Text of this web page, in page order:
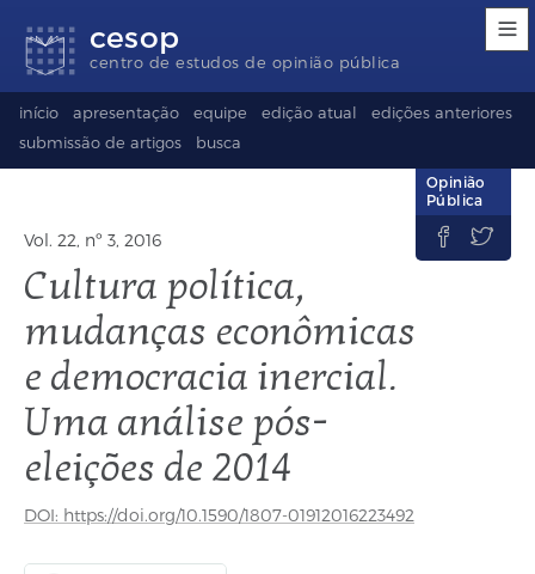
acessibilidade
para
conteúdo
para
rodapé
idioma
(Language
selection)
cesop
centro de estudos de opinião pública
início apresentação equipe edição atual
edições anteriores
submissão de artigos
busca
Vol. 22, nº 3, 2016
Cultura política,
mudanças econômicas
e democracia inercial.
Uma análise pós-
eleições de 2014
DOI: https://doi.org/10.1590/1807-01912016223492
Opinião
Pública
 